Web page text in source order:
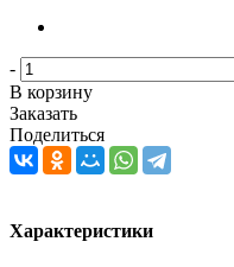
-
В корзину
Заказать
Поделиться
Характеристики